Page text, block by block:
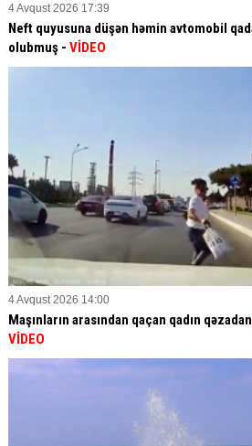
4 Avqust 2026 17:39
Neft quyusuna düşən həmin avtomobil
olubmuş - VİDEO
4 Avqust 2026 14:00
Maşınların arasından qaçan qadın qəzadan
VİDEO